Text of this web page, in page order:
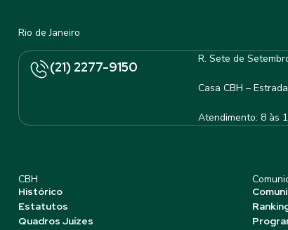
Rio de Janeiro
(21) 2277-9150
R. Sete de
Casa CBH –
Atendimento: 8 às
CBH
Histórico
Estatutos
Quadros Juízes